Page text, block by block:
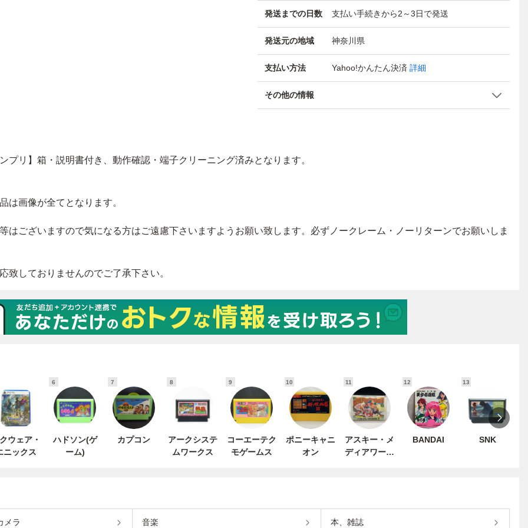
発送までの日数 支払い手続きから2～3日で発送
発送元の地域 神奈川県
支払い方法 Yahoo!かんたん決済 詳細
その他の情報
ウェア・
ニックス
6
ハドソン(ゲ
ーム)
7
カプコン
8
アークシステ
ムワークス
9
コーエーテク
モゲームス
10
ポニーキャニ
オン
11
アスキー・メ
ディアワーク
12
BANDAI
13
SNK
メラ 音楽 本、雑誌